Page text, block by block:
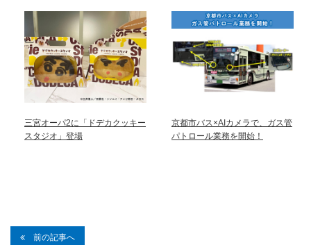
三宮オーパ2に「ドデカクッキー
スタジオ」登場
京都市バス×AIカメラで、ガス管
パトロール業務を開始！
前の記事へ